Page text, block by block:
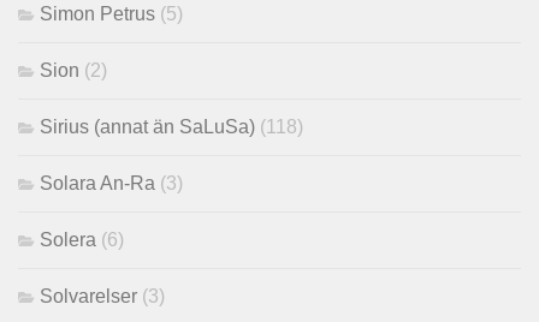
Simon Petrus (5)
Sion (2)
Sirius (annat än SaLuSa) (118)
Solara An-Ra (3)
Solera (6)
Solvarelser (3)